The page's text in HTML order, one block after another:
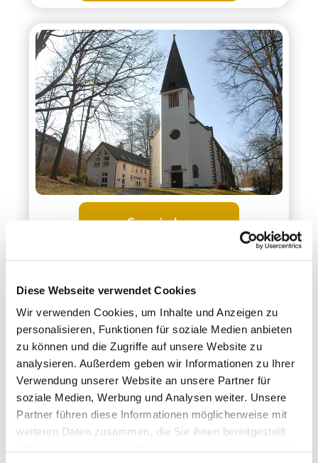
Diese Webseite verwendet Cookies
Wir verwenden Cookies, um Inhalte und Anzeigen zu
personalisieren, Funktionen für soziale Medien anbieten
zu können und die Zugriffe auf unsere Website zu
analysieren. Außerdem geben wir Informationen zu Ihrer
Verwendung unserer Website an unsere Partner für
soziale Medien, Werbung und Analysen weiter. Unsere
Partner führen diese Informationen möglicherweise mit
weiteren Daten zusammen, die Sie ihnen bereitgestellt
Gemeinden